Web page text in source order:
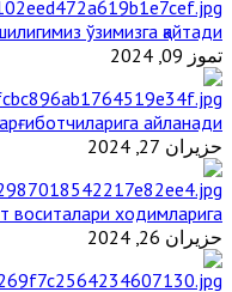
ўзимизга қайтади
تموز 09, 2024
айланади
حزيران 27, 2024
ходимларига
حزيران 26, 2024